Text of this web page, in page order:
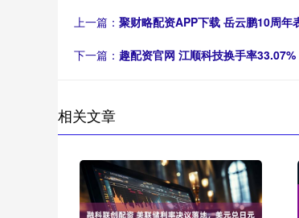
上一篇： 聚财略配资APP下载 岳云鹏10周
下一篇： 趣配资官网 江顺科技换手率
相关文章